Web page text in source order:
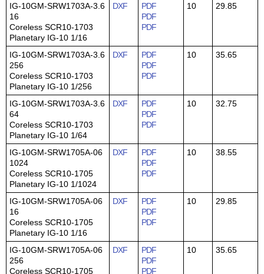
IG-10GM-SRW1703A-3.6
16
Coreless SCR10-1703
Planetary IG-10 1/16
DXF
PDF
PDF
PDF
10 29.85
IG-10GM-SRW1703A-3.6
256
Coreless SCR10-1703
Planetary IG-10 1/256
DXF
PDF
PDF
PDF
10 35.65
IG-10GM-SRW1703A-3.6
64
Coreless SCR10-1703
Planetary IG-10 1/64
DXF
PDF
PDF
PDF
10 32.75
IG-10GM-SRW1705A-06
1024
Coreless SCR10-1705
Planetary IG-10 1/1024
DXF
PDF
PDF
PDF
10 38.55
IG-10GM-SRW1705A-06
16
Coreless SCR10-1705
Planetary IG-10 1/16
DXF
PDF
PDF
PDF
10 29.85
IG-10GM-SRW1705A-06
256
Coreless SCR10-1705
DXF
PDF
PDF
PDF
10 35.65